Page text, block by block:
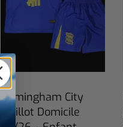
Birmingham City
Maillot Domicile